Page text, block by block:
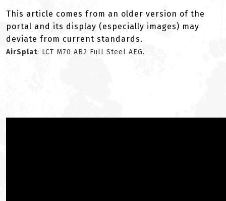
This article comes from an older version of the
portal and its display (especially images) may
deviate from current standards.
AirSplat: LCT M70 AB2 Full Steel AEG.